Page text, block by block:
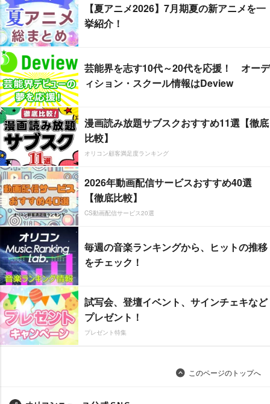
【夏アニメ2026】7月期夏の新アニメを一
挙紹介！
芸能界を志す10代～20代を応援！ オーデ
ィション・スクール情報はDeview
漫画読み放題サブスクおすすめ11選【徹底
比較】
オリコン顧客満足度ランキング
2026年動画配信サービスおすすめ40選
【徹底比較】
CS動画配信サービス20選
毎週の音楽ランキングから、ヒットの推移
をチェック！
試写会、登壇イベント、サインチェキなど
プレゼント！
プレゼント特集
このページのトップへ